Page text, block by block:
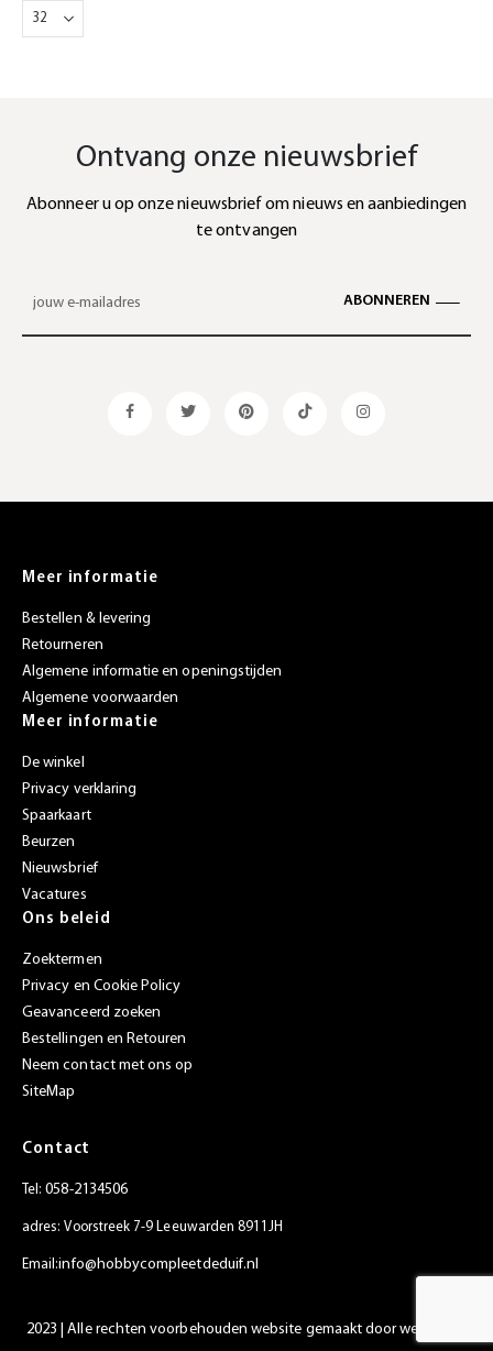
Ontvang onze nieuwsbrief
Abonneer u op onze nieuwsbrief om nieuws en aanbiedingen
te ontvangen
ABONNEREN
Meer informatie
Bestellen & levering
Retourneren
Algemene informatie en openingstijden
Algemene voorwaarden
Meer informatie
De winkel
Privacy verklaring
Spaarkaart
Beurzen
Nieuwsbrief
Vacatures
Ons beleid
Zoektermen
Privacy en Cookie Policy
Geavanceerd zoeken
Bestellingen en Retouren
Neem contact met ons op
SiteMap
Contact
Tel:058-2134506
adres: Voorstreek 7-9 Leeuwarden 8911JH
Email:info@hobbycompleetdeduif.nl
2023 | Alle rechten voorbehouden website gemaakt doorwebsiet.nl